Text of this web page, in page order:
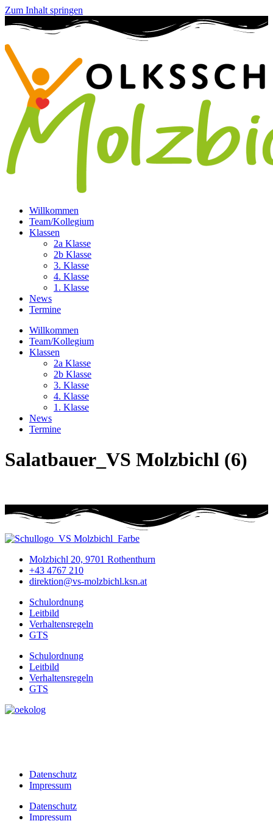
Zum Inhalt springen
Willkommen
Team/Kollegium
Klassen
2a Klasse
2b Klasse
3. Klasse
4. Klasse
1. Klasse
News
Termine
Willkommen
Team/Kollegium
Klassen
2a Klasse
2b Klasse
3. Klasse
4. Klasse
1. Klasse
News
Termine
Salatbauer_VS Molzbichl (6)
Molzbichl 20, 9701 Rothenthurn
+43 4767 210
direktion@vs-molzbichl.ksn.at
Schulordnung
Leitbild
Verhaltensregeln
GTS
Schulordnung
Leitbild
Verhaltensregeln
GTS
Datenschutz
Impressum
Datenschutz
Impressum